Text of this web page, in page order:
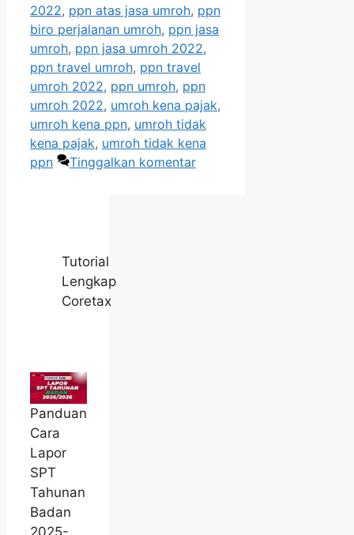
2022, ppn atas jasa umroh, ppn
biro perjalanan umroh, ppn jasa
umroh, ppn jasa umroh 2022,
ppn travel umroh, ppn travel
umroh 2022, ppn umroh, ppn
umroh 2022, umroh kena pajak,
umroh kena ppn, umroh tidak
kena pajak, umroh tidak kena
ppn
Tinggalkan komentar
Tutorial
Lengkap
Coretax
Panduan
Cara
Lapor
SPT
Tahunan
Badan
2025-